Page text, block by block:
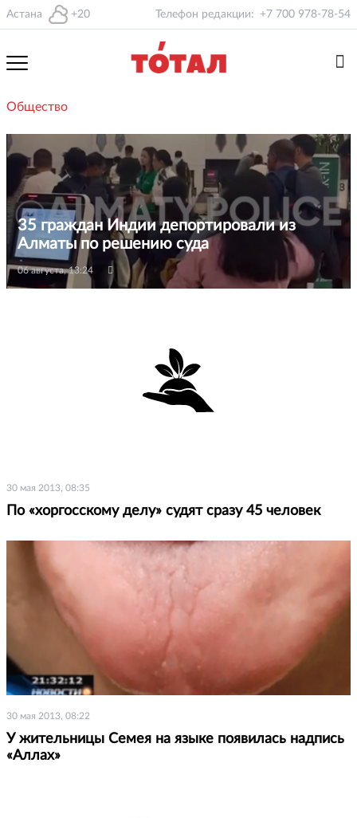
Астана +20 Телефон редакции: +7 700 978-78-54
Общество
35 граждан Индии депортировали из
Алматы по решению суда
06 августа, 13:24
30 мая 2013, 08:35
По «хоргосскому делу» судят сразу 45 человек
30 мая 2013, 08:22
У жительницы Семея на языке появилась надпись
«Аллах»